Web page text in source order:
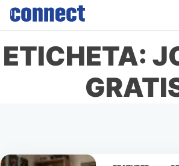
Skip
content
ETICHETA: